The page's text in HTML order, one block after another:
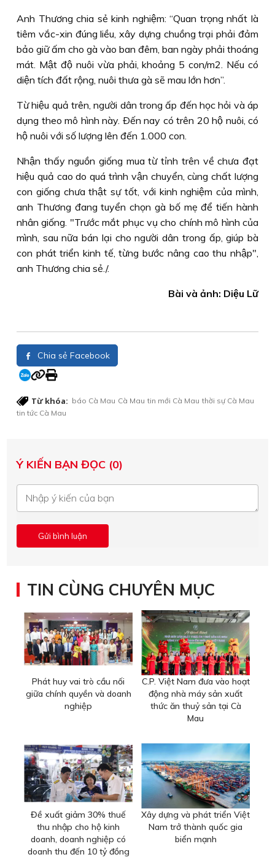
Anh Thương chia sẻ kinh nghiệm: “Quan trọng nhất là
tiêm vắc-xin đúng liều, xây dựng chuồng trại phải đảm
bảo giữ ấm cho gà vào ban đêm, ban ngày phải thoáng
mát. Mật độ nuôi vừa phải, khoảng 5 con/m2. Nếu có
diện tích đất rộng, nuôi thưa gà sẽ mau lớn hơn”.
Từ hiệu quả trên, người dân trong ấp đến học hỏi và áp
dụng theo mô hình này. Ðến nay có trên 20 hộ nuôi, có
hộ nuôi với số lượng lên đến 1.000 con.
Nhận thấy nguồn giống mua từ tỉnh trên về chưa đạt
hiệu quả cao do quá trình vận chuyển, cùng chất lượng
con giống chưa thật sự tốt, với kinh nghiệm của mình,
anh Thương đang tuyển chọn gà bố mẹ để tiến hành
nhân giống. "Trước mắt phục vụ cho chính mô hình của
mình, sau nữa bán lại cho người dân trong ấp, giúp bà
con phát triển kinh tế, từng bước nâng cao thu nhập",
anh Thương chia sẻ./.
Bài và ảnh: Diệu Lữ
Chia sẻ Facebook
Từ khóa: báo Cà Mau Cà Mau tin mới Cà Mau thời sự Cà Mau
tin tức Cà Mau
Ý KIẾN BẠN ĐỌC (0)
TIN CÙNG CHUYÊN MỤC
Phát huy vai trò cầu nối
giữa chính quyền và doanh
nghiệp
C.P. Việt Nam đưa vào hoạt
động nhà máy sản xuất
thức ăn thuỷ sản tại Cà
Mau
Đề xuất giảm 30% thuế
thu nhập cho hộ kinh
doanh, doanh nghiệp có
doanh thu đến 10 tỷ đồng
Xây dựng và phát triển Việt
Nam trở thành quốc gia
biển mạnh